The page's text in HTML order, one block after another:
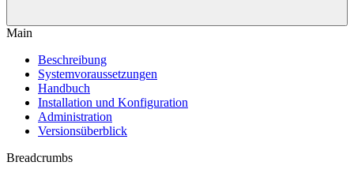
Main
Beschreibung
Systemvoraussetzungen
Handbuch
Installation und Konfiguration
Administration
Versionsüberblick
Breadcrumbs